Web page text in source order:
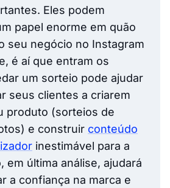
Eles podem
papel enorme em quão
seu negócio no Instagram
é aí que entram os
um sorteio pode ajudar
seus clientes a criarem
produto (sorteios de
e construir conteúdo
inestimável para a
em última análise, ajudará
a confiança na marca e